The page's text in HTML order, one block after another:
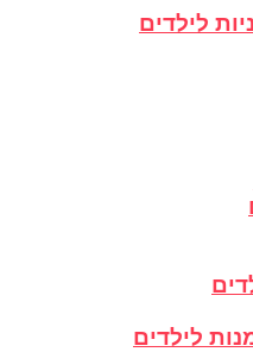
לילדים
לילדים